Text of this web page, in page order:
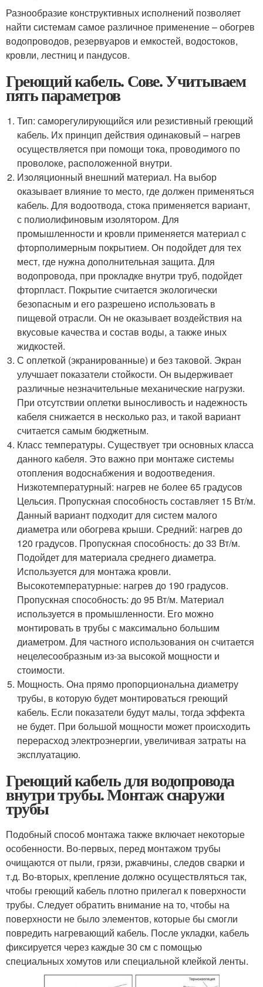
Разнообразие конструктивных исполнений позволяет
найти системам самое различное применение – обогрев
водопроводов, резервуаров и емкостей, водостоков,
кровли, лестниц и пандусов.
Греющий кабель. Сове. Учитываем
пять параметров
Тип: саморегулирующийся или резистивный греющий
кабель. Их принцип действия одинаковый – нагрев
осуществляется при помощи тока, проводимого по
проволоке, расположенной внутри.
Изоляционный внешний материал. На выбор
оказывает влияние то место, где должен применяться
кабель. Для водоотвода, стока применяется вариант,
с полиолифиновым изолятором. Для
промышленности и кровли применяется материал с
фторполимерным покрытием. Он подойдет для тех
мест, где нужна дополнительная защита. Для
водопровода, при прокладке внутри труб, подойдет
фторпласт. Покрытие считается экологически
безопасным и его разрешено использовать в
пищевой отрасли. Он не оказывает воздействия на
вкусовые качества и состав воды, а также иных
жидкостей.
С оплеткой (экранированные) и без таковой. Экран
улучшает показатели стойкости. Он выдерживает
различные незначительные механические нагрузки.
При отсутствии оплетки выносливость и надежность
кабеля снижается в несколько раз, и такой вариант
считается самым бюджетным.
Класс температуры. Существует три основных класса
данного кабеля. Это важно при монтаже системы
отопления водоснабжения и водоотведения.
Низкотемпературный: нагрев не более 65 градусов
Цельсия. Пропускная способность составляет 15 Вт/м.
Данный вариант подходит для систем малого
диаметра или обогрева крыши. Средний: нагрев до
120 градусов. Пропускная способность: до 33 Вт/м.
Подойдет для материала среднего диаметра.
Используется для монтажа кровли.
Высокотемпературные: нагрев до 190 градусов.
Пропускная способность: до 95 Вт/м. Материал
используется в промышленности. Его можно
монтировать в трубы с максимально большим
диаметром. Для частного использования он считается
нецелесообразным из-за высокой мощности и
стоимости.
Мощность. Она прямо пропорциональна диаметру
трубы, в которую будет монтироваться греющий
кабель. Если показатели будут малы, тогда эффекта
не будет. При большой мощности может происходить
перерасход электроэнергии, увеличивая затраты на
эксплуатацию.
Греющий кабель для водопровода
внутри трубы. Монтаж снаружи
трубы
Подобный способ монтажа также включает некоторые
особенности. Во-первых, перед монтажом трубы
очищаются от пыли, грязи, ржавчины, следов сварки и
т.д. Во-вторых, крепление должно осуществляться так,
чтобы греющий кабель плотно прилегал к поверхности
трубы. Следует обратить внимание на то, чтобы на
поверхности не было элементов, которые бы смогли
повредить нагревающий кабель. После укладки, кабель
фиксируется через каждые 30 см с помощью
специальных хомутов или специальной клейкой ленты.